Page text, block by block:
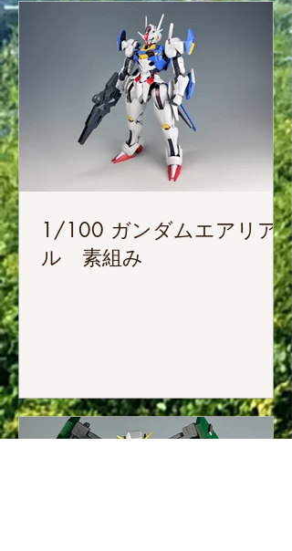
1/100 ガンダムエアリア
ル 素組み